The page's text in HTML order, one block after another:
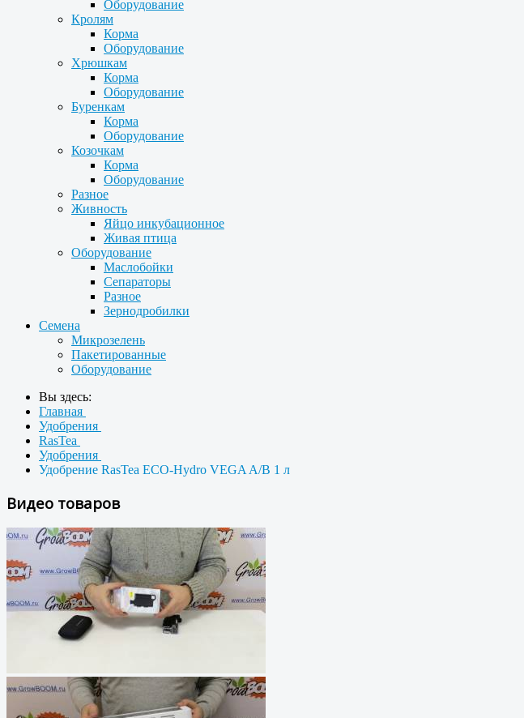
Оборудование
Кролям
Корма
Оборудование
Хрюшкам
Корма
Оборудование
Буренкам
Корма
Оборудование
Козочкам
Корма
Оборудование
Разное
Живность
Яйцо инкубационное
Живая птица
Оборудование
Маслобойки
Сепараторы
Разное
Зернодробилки
Семена
Микрозелень
Пакетированные
Оборудование
Вы здесь:
Главная
Удобрения
RasTea
Удобрения
Удобрение RasTea ECO-Hydro VEGA A/B 1 л
Видео товаров